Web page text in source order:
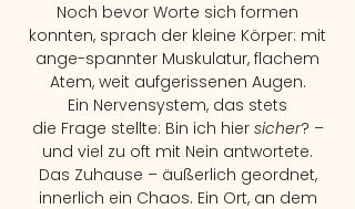
Noch bevor Worte sich formen
konnten, sprach der kleine Körper: mit
ange-spannter Muskulatur, flachem
Atem, weit aufgerissenen Augen.
Ein Nervensystem, das stets
die Frage stellte: Bin ich hier sicher? –
und viel zu oft mit Nein antwortete.
Das Zuhause – äußerlich geordnet,
innerlich ein Chaos. Ein Ort, an dem